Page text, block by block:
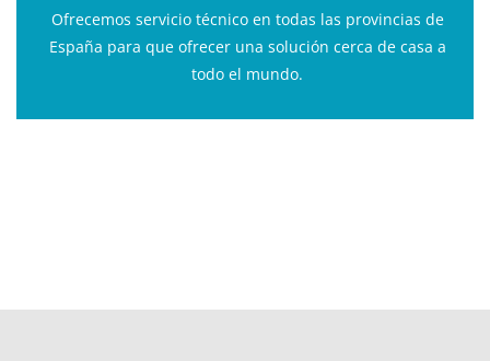
Ofrecemos servicio técnico en todas las provincias de
España para que ofrecer una solución cerca de casa a
todo el mundo.